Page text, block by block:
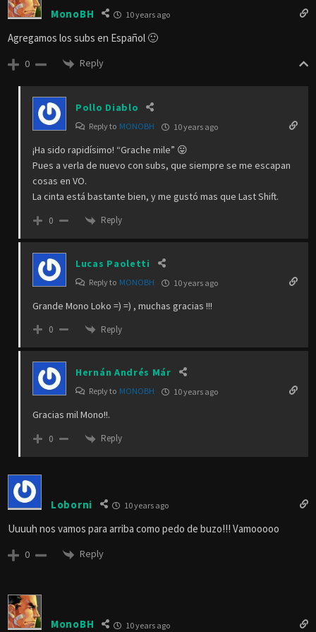
MonoBH 10 years ago
Agregamos los subs en Español 🙂
0 Reply
Pollo Diablo
Reply to MONOBH 10 years ago
¡Ha sido rapidísimo! “Grache mile” 😛
Pues a verla de nuevo con subs, que siempre se me escapan
cosas en VO.
La cinta está bastante bien, y me gustó mas que Last Shift.
0 Reply
Lucas Paoletti
Reply to MONOBH 10 years ago
Grande Mono Loko =) =) , muchas gracias !!!
0 Reply
Hernán Andrés Már
Reply to MONOBH 10 years ago
Gracias mil Mono!!.
0 Reply
Loborni 10 years ago
Uuuuh nos vamos para arriba como pedo de buzo!!! Vamooooo
0 Reply
MonoBH 10 years ago